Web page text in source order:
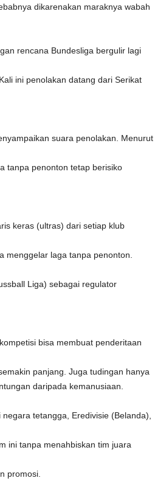
dikarenakan maraknya wabah
rencana Bundesliga bergulir lagi
ini penolakan datang dari Serikat
suara penolakan. Menurut
tanpa penonton tetap berisiko
keras (ultras) dari setiap klub
menggelar laga tanpa penonton.
Liga) sebagai regulator
bisa membuat penderitaan
panjang. Juga tudingan hanya
daripada kemanusiaan.
tetangga, Eredivisie (Belanda),
ini tanpa menahbiskan tim juara
promosi.